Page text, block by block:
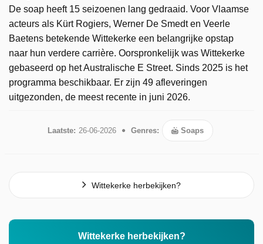
De soap heeft 15 seizoenen lang gedraaid. Voor Vlaamse
acteurs als Kürt Rogiers, Werner De Smedt en Veerle
Baetens betekende Wittekerke een belangrijke opstap
naar hun verdere carrière. Oorspronkelijk was Wittekerke
gebaseerd op het Australische E Street. Sinds 2025 is het
programma beschikbaar. Er zijn 49 afleveringen
uitgezonden, de meest recente in juni 2026.
Laatste: 26-06-2026 Genres: Soaps
Wittekerke herbekijken?
Wittekerke herbekijken?